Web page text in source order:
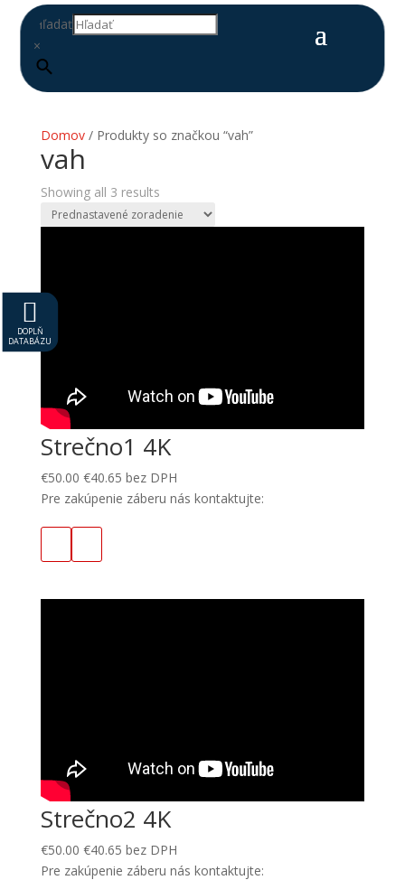
Hľadať
×

DOPLŇ
DATABÁZU
Domov/ Produkty so značkou “vah”
vah
Showing all 3 results
Strečno1 4K
€50.00 €40.65 bez DPH
Pre zakúpenie záberu nás kontaktujte:
Strečno2 4K
€50.00 €40.65 bez DPH
Pre zakúpenie záberu nás kontaktujte: